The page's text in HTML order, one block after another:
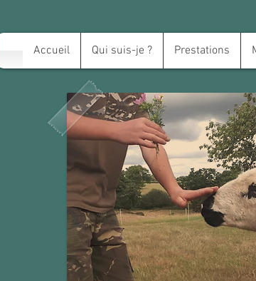
Accueil Qui suis-je ? Prestations